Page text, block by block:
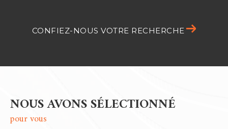
CONFIEZ-NOUS VOTRE RECHERCHE
NOUS AVONS SÉLECTIONNÉ
pour vous